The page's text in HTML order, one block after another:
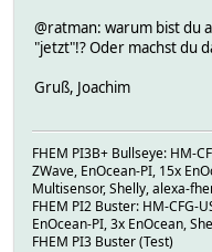
@ratman: warum bist du
"jetzt"!? Oder machst du
Gruß, Joachim
FHEM PI3B+ Bullseye: HM-
ZWave, EnOcean-PI, 15x
Multisensor, Shelly, alexa-
FHEM PI2 Buster: HM-CFG-
EnOcean-PI, 3x EnOcean,
FHEM PI3 Buster (Test)